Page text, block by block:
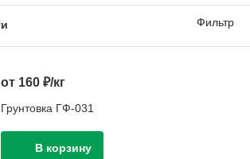
Фильтр
от 160 ₽/кг
Грунтовка ГФ-031